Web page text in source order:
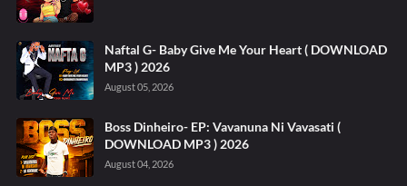
Naftal G- Baby Give Me Your Heart ( DOWNLOAD
MP3 ) 2026
August 05, 2026
Boss Dinheiro- EP: Vavanuna Ni Vavasati (
DOWNLOAD MP3 ) 2026
August 04, 2026